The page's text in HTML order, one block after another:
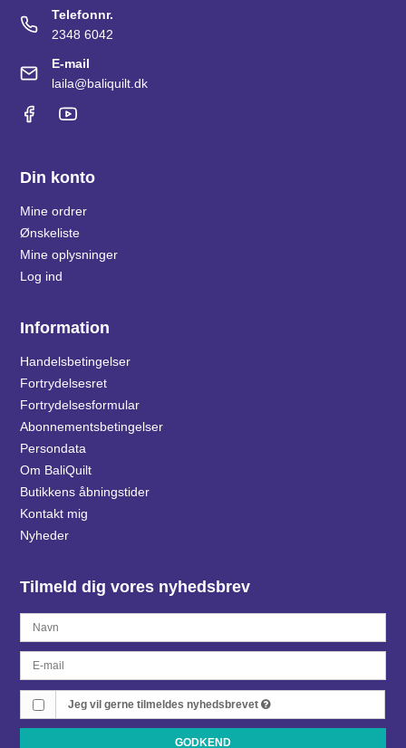
Telefonnr.
2348 6042
E-mail
laila@baliquilt.dk
Din konto
Mine ordrer
Ønskeliste
Mine oplysninger
Log ind
Information
Handelsbetingelser
Fortrydelsesret
Fortrydelsesformular
Abonnementsbetingelser
Persondata
Om BaliQuilt
Butikkens åbningstider
Kontakt mig
Nyheder
Tilmeld dig vores nyhedsbrev
Jeg vil gerne tilmeldes nyhedsbrevet
GODKEND